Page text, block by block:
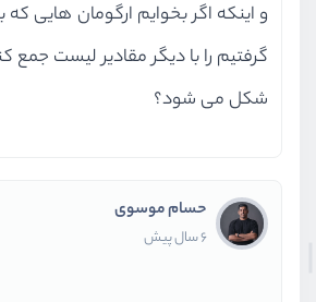
گرفتیم را با دیگر مقادیر لیست جمع
شکل می شود؟
حسام موسوی
6 سال پیش